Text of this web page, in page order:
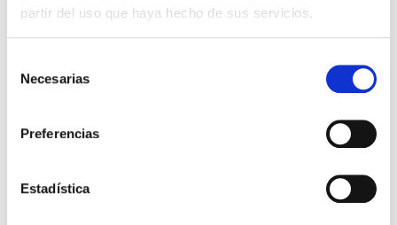
partir del uso que haya hecho de sus servicios.
Necesarias
Preferencias
Estadística